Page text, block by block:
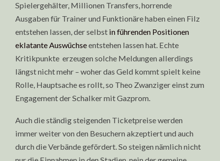
Spielergehälter, Millionen Transfers, horrende
Ausgaben für Trainer und Funktionäre haben einen Filz
entstehen lassen, der selbst in führenden Positionen
eklatante Auswüchseentstehen lassen hat. Echte
Kritikpunkte erzeugen solche Meldungen allerdings
längst nicht mehr – woher das Geld kommt spielt keine
Rolle, Hauptsache es rollt, so Theo Zwanziger einst zum
Engagement der Schalker mit Gazprom.
Auch die ständig steigenden Ticketpreise werden
immer weiter von den Besuchern akzeptiert und auch
durch die Verbände gefördert. So steigen nämlich nicht